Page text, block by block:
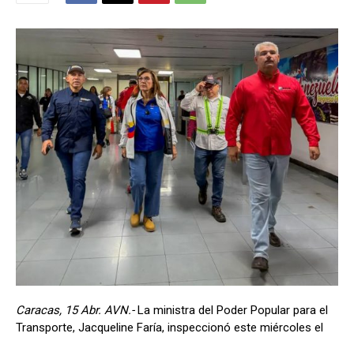
Caracas, 15 Abr. AVN.-La ministra del Poder Popular para el
Transporte, Jacqueline Faría, inspeccionó este miércoles el